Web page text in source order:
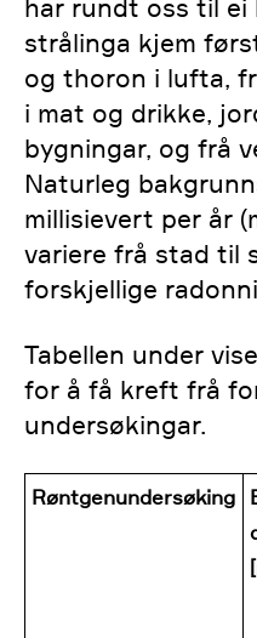
har rundt oss til ei
strålinga kjem
og thoron i lufta,
i mat og drikke,
bygningar, og frå
Naturleg
millisievert per år
variere frå stad til
forskjellige
Tabellen under
for å få kreft frå
undersøkingar.
Røntgenundersøking